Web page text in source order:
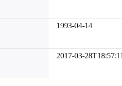
1993-04-14
2017-03-